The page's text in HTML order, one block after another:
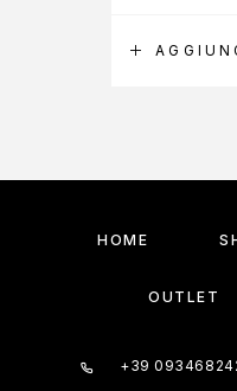
HOME
OUTLET
+39